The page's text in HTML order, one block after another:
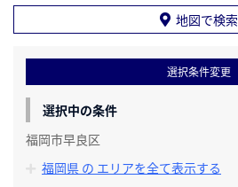
地図で検索
選択条件変更
選択中の条件
福岡市早良区
福岡県 の エリアを全て表示する